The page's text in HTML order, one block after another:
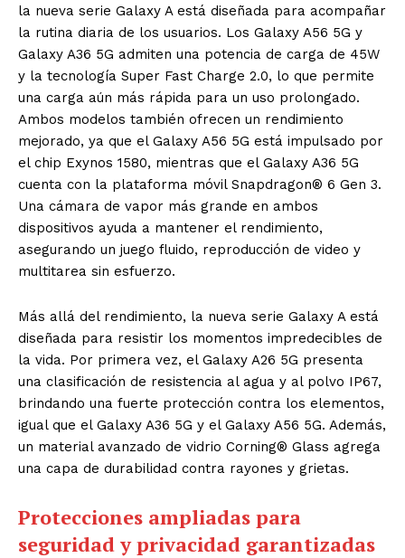
la nueva serie Galaxy A está diseñada para acompañar
la rutina diaria de los usuarios. Los Galaxy A56 5G y
Galaxy A36 5G admiten una potencia de carga de 45W
y la tecnología Super Fast Charge 2.0, lo que permite
una carga aún más rápida para un uso prolongado.
Ambos modelos también ofrecen un rendimiento
mejorado, ya que el Galaxy A56 5G está impulsado por
el chip Exynos 1580, mientras que el Galaxy A36 5G
cuenta con la plataforma móvil Snapdragon® 6 Gen 3.
Una cámara de vapor más grande en ambos
dispositivos ayuda a mantener el rendimiento,
asegurando un juego fluido, reproducción de video y
multitarea sin esfuerzo.
Más allá del rendimiento, la nueva serie Galaxy A está
diseñada para resistir los momentos impredecibles de
la vida. Por primera vez, el Galaxy A26 5G presenta
una clasificación de resistencia al agua y al polvo IP67,
brindando una fuerte protección contra los elementos,
igual que el Galaxy A36 5G y el Galaxy A56 5G. Además,
un material avanzado de vidrio Corning® Glass agrega
una capa de durabilidad contra rayones y grietas.
Protecciones ampliadas para
seguridad y privacidad garantizadas